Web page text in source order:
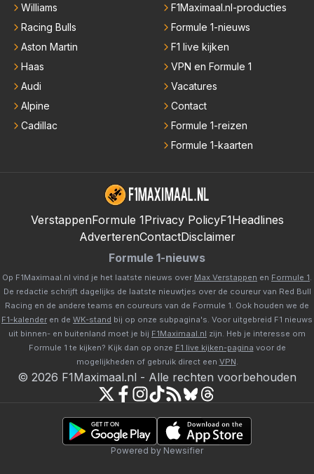
Williams
Racing Bulls
Aston Martin
Haas
Audi
Alpine
Cadillac
F1Maximaal.nl-producties
Formule 1-nieuws
F1 live kijken
VPN en Formule 1
Vacatures
Contact
Formule 1-reizen
Formule 1-kaarten
VerstappenFormule 1Privacy PolicyF1Headlines
AdverterenContactDisclaimer
Formule 1-nieuws
Op F1Maximaal.nl vind je het laatste nieuws over Max Verstappen en Formule 1
De redactie schrijft dagelijks de laatste nieuwtjes over de coureur van Red Bull
Racing en de andere teams en coureurs van de Formule 1. Ook houden we de
F1-kalender en de WK-stand bij op onze subpagina's. Voor uitgebreid F1 nieuws
uit binnen- en buitenland moet je bij F1Maximaal.nl zijn. Heb je interesse om
Formule 1 te kijken? Kijk dan op onze F1 live kijken-pagina voor de
mogelijkheden of gebruik direct een VPN
© 2026 F1Maximaal.nl - Alle rechten voorbehouden
Powered by Newsifier